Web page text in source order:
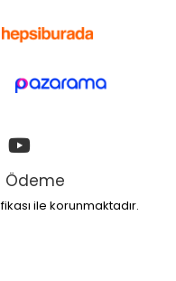
Ödeme
ile korunmaktadır.